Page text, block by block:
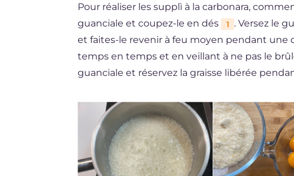
Pour réaliser les supplì à la carbonara,
guanciale et coupez-le en dés
1 . Versez le
et faites-le revenir à feu moyen pendant une
temps en temps et en veillant à ne pas le
guanciale et réservez la graisse libérée